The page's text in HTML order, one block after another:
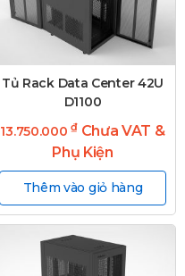
Tủ Rack Data Center 42U
D1100
13.750.000₫Chưa VAT &
Phụ Kiện
Thêm vào giỏ hàng